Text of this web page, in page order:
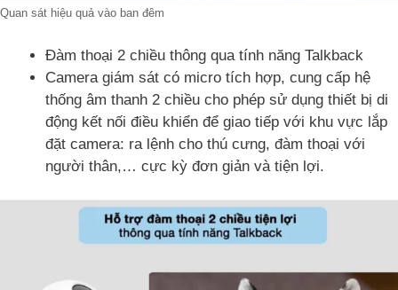
Quan sát hiệu quả vào ban đêm
Đàm thoại 2 chiều thông qua tính năng Talkback
Camera giám sát có micro tích hợp, cung cấp hệ
thống âm thanh 2 chiều cho phép sử dụng thiết bị di
động kết nối điều khiển để giao tiếp với khu vực lắp
đặt camera: ra lệnh cho thú cưng, đàm thoại với
người thân,… cực kỳ đơn giản và tiện lợi.